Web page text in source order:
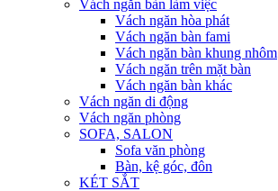
Vách ngăn bàn làm việc
Vách ngăn hòa phát
Vách ngăn bàn fami
Vách ngăn bàn khung nhôm
Vách ngăn trên mặt bàn
Vách ngăn bàn khác
Vách ngăn di động
Vách ngăn phòng
SOFA, SALON
Sofa văn phòng
Bàn, kệ góc, đôn
KÉT SẮT